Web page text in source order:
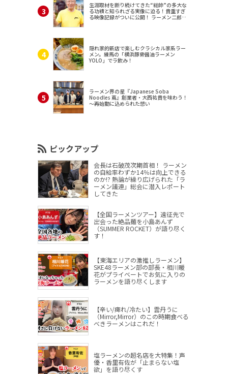
生涯取材を断り続けてきた“総帥”の多大な
る功績と知られざる実像に迫る！貴重すぎ
る映像記録がついに公開！ ラーメン二郎
隠れ家的新店で楽しむクラシカル家系ラー
メン。練馬の「横浜豚骨醤油ラーメン
YOLO」でラ飲み！
ラーメン界の星『Japanese Soba
Noodles 蔦』創業者・大西祐貴を味わう！
～再始動に込められた想い
ピックアップ
会長は石破茂次期首相！ ラーメン
の自給率わずか14％は向上できる
のか!? 熱論が繰り広げられた「ラ
ーメン議連」総会に潜入レポート
してきた
【全国ラーメンツアー】遠征先で
出会った絶品麺を小島あんず
（SUMMER ROCKET）が語り尽く
す！
【東海エリアの激推しラーメン】
SKE48ラーメン部の部長・相川暖
花がプライベートでお気に入りの
ラーメンを語り尽くします
【辛い/痺れ/冷たい】雲丹うに
（Mirror,Mirror）のこの時期食べる
べきラーメンはこれだ！
塩ラーメンの超名店を大特集！声
優・香里有佐が「止まらない塩
欲」を語り尽くす